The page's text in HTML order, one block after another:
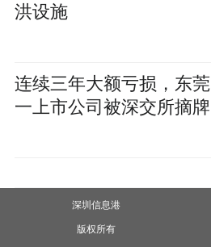
洪设施
连续三年大额亏损，东莞
一上市公司被深交所摘牌
深圳信息港
版权所有